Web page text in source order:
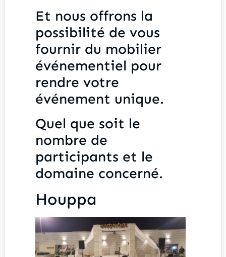
Et nous offrons la
possibilité de vous
fournir du mobilier
événementiel pour
rendre votre
événement unique.
Quel que soit le
nombre de
participants et le
domaine concerné.
Houppa